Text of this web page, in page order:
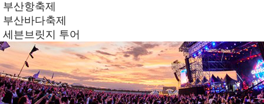
부산항축제
부산바다축제
세븐브릿지 투어